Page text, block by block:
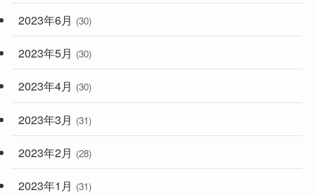
2023年6月 (30)
2023年5月 (30)
2023年4月 (30)
2023年3月 (31)
2023年2月 (28)
2023年1月 (31)